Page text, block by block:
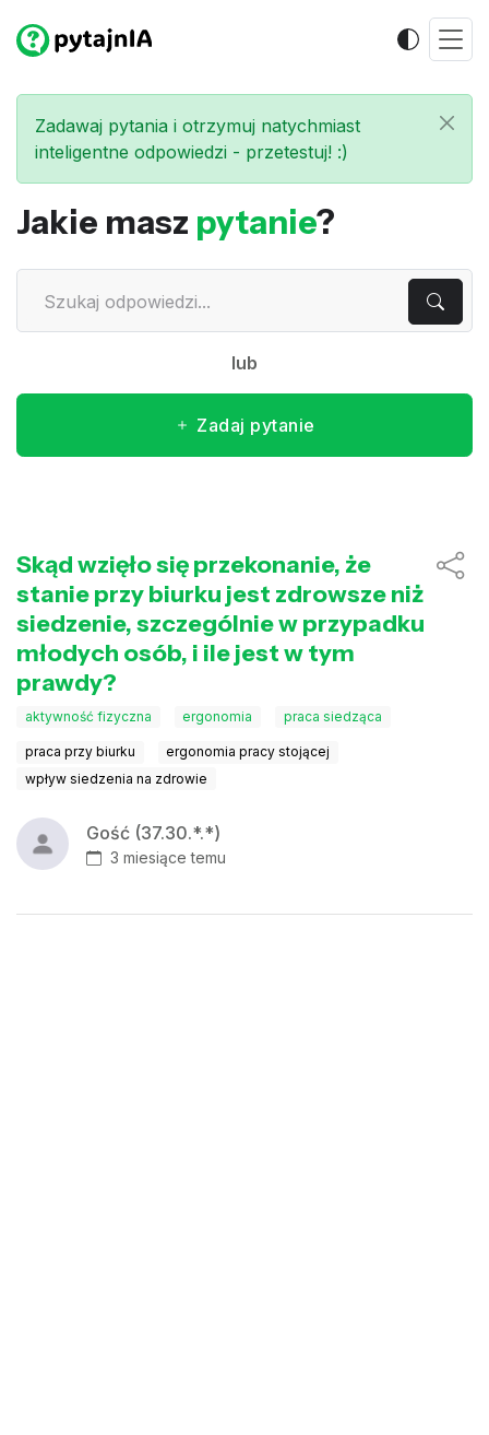
Zadawaj pytania i otrzymuj natychmiast
inteligentne odpowiedzi - przetestuj! :)
Jakie masz pytanie?
lub
Zadaj pytanie
Skąd wzięło się przekonanie, że
stanie przy biurku jest zdrowsze niż
siedzenie, szczególnie w przypadku
młodych osób, i ile jest w tym
prawdy?
aktywność fizyczna ergonomia praca siedząca
praca przy biurku
ergonomia pracy stojącej
wpływ siedzenia na zdrowie
Gość (37.30.*.*)
3 miesiące temu